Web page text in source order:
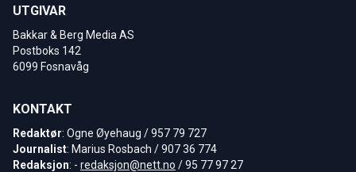
UTGIVAR
Bakkar & Berg Media AS
Postboks 142
6099 Fosnavåg
KONTAKT
Redaktør: Ogne Øyehaug / 957 79 727
Journalist: Marius Rosbach / 907 36 774
Redaksjon: - redaksjon@nett.no / 95 77 97 27